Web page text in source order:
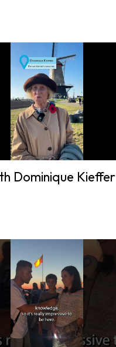
Dominique Kieffer